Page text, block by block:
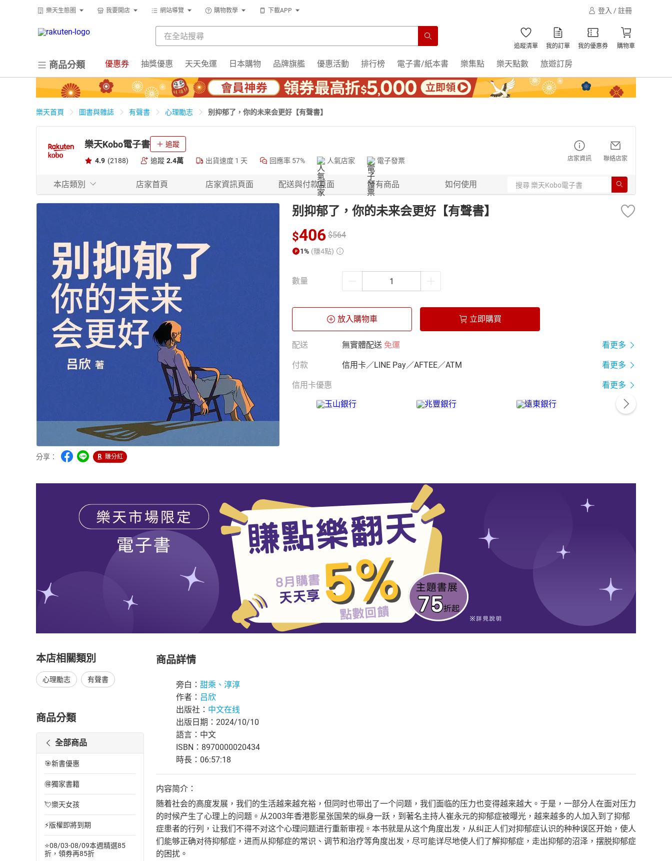
樂天生態圈 我要開店 網站導覽 購物教學 下載APP 登入 / 註冊
追蹤清單 我的訂單 我的優惠券 購物車
商品分類 優惠券 抽獎優惠 天天免運 日本購物 品牌旗艦 優惠活動 排行榜 電子書/紙本書 樂集點 樂天點數 旅遊訂房
樂天首頁 圖書與雜誌 有聲書 心理勵志 别抑郁了，你的未来会更好【有聲書】
樂天Kobo電子書 追蹤
4.9 (2188) 追蹤 2.4萬 出貨速度 1 天 回應率 57% 人氣店家 電子發票 店家資訊 聯絡店家
本店類別 店家首頁 店家資訊頁面 配送與付款頁面 所有商品 如何使用
分享： 賺分紅
别抑郁了，你的未来会更好【有聲書】
$406 $564
1% (賺4點)
數量
放入購物車 立即購買
配送 無實體配送 免運 看更多
付款 信用卡／LINE Pay／AFTEE／ATM 看更多
信用卡優惠 看更多
本店相關類別
心理勵志 有聲書
商品分類
全部商品
🎯新書優惠
🉐獨家書籍
💘樂天女孩
⚡版權即將到期
⭐08/03-08/09本週精選85
折，領券再85折
商品詳情
旁白： 甜乘、淳淳
作者： 吕欣
出版社： 中文在线
出版日期：2024/10/10
語言：中文
ISBN：8970000020434
時長：06:57:18
内容简介：
随着社会的高度发展，我们的生活越来越充裕，但同时也带出了一个问题，我们面临的压力也变得越来越大。于是，一部分人在面对压力
的时候产生了心理上的问题。从2003年香港影星张国荣的纵身一跃，到著名主持人崔永元的抑郁症被曝光，越来越多的人加入到了抑郁
症患者的行列，让我们不得不对这个心理问题进行重新审视。本书就是从这个角度出发，从纠正人们对抑郁症认识的种种误区开始，使人
们能够正确对待抑郁症，进而从抑郁症的常识、调节和治疗等角度出发，尽可能详尽地使人们了解抑郁症，走出抑郁的沼泽，摆脱抑郁症
的困扰。